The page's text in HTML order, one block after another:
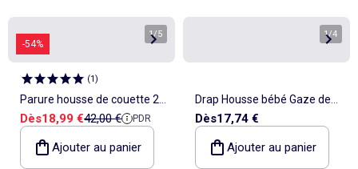
-54%
1/5
(1)
Parure housse de couette 2
pièces Iris "Happyfriday"
DèsPrix de vente
18,99 €Prix de référence
42,00 € PDR
Ajouter au panier
1/4
Drap Housse bébé Gaze de
coton Alia PROMO LINGE
Dès17,74 €
Ajouter au panier